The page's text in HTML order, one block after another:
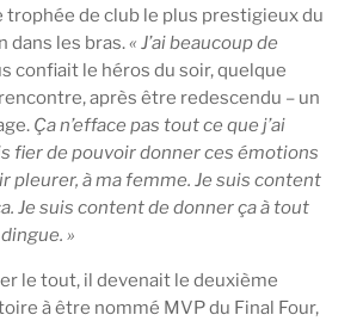
trophée de club le plus prestigieux du
dans les bras.« J’ai beaucoup de
confiait le héros du soir, quelque
après être redescendu – un
Ça n’efface pas tout ce que j’ai
fier de pouvoir donner ces émotions
pleurer, à ma femme. Je suis content
Je suis content de donner ça à tout
»
le tout, il devenait le deuxième
à être nommé MVP du Final Four,